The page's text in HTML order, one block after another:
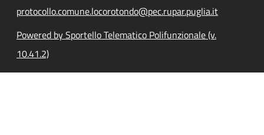
protocollo.comune.locorotondo@pec.rupar.puglia.it
Powered by Sportello Telematico Polifunzionale (v.
10.41.2)